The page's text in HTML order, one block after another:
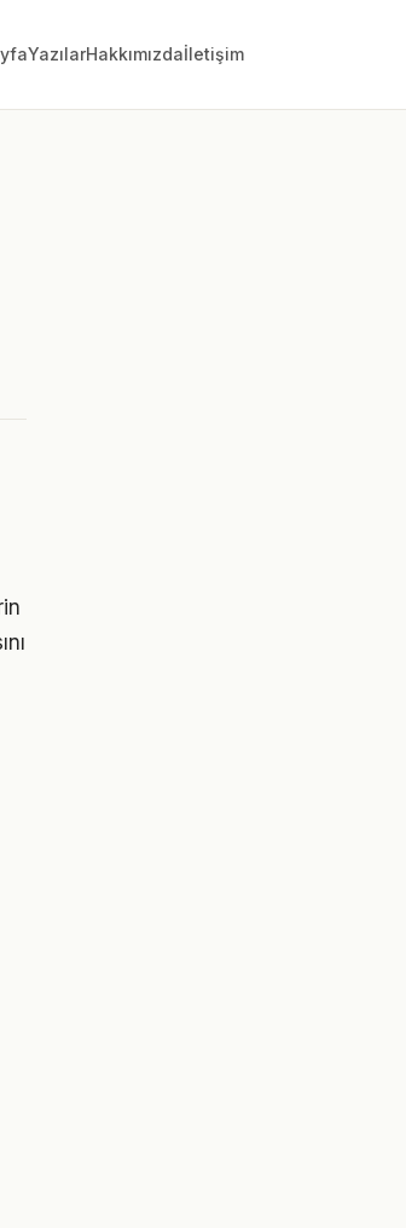
YazılarHakkımızdaİletişim